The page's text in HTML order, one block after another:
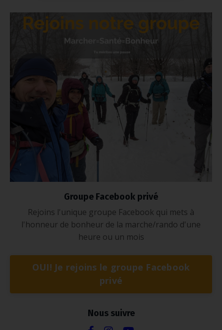
Groupe Facebook privé
Rejoins l'unique groupe Facebook qui mets à
l'honneur de bonheur de la marche/rando d'une
heure ou un mois
OUI! Je rejoins le groupe Facebook
privé
Nous suivre